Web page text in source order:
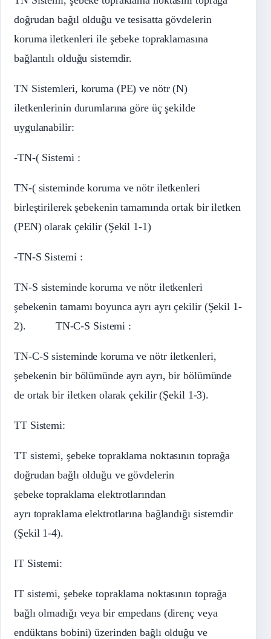
doğrudan bağıl olduğu ve tesisatta gövdelerin
koruma iletkenleri ile şebeke topraklamasına
bağlantılı olduğu sistemdir.
TN Sistemleri, koruma (PE) ve nötr (N)
iletkenlerinin durumlarına göre üç şekilde
uygulanabilir:
-TN-( Sistemi :
TN-( sisteminde koruma ve nötr iletkenleri
birleştirilerek şebekenin tamamında ortak bir iletken
(PEN) olarak çekilir (Şekil 1-1)
-TN-S Sistemi :
TN-S sisteminde koruma ve nötr iletkenleri
şebekenin tamamı boyunca ayrı ayrı çekilir (Şekil 1-
2). TN-C-S Sistemi :
TN-C-S sisteminde koruma ve nötr iletkenleri,
şebekenin bir bölümünde ayrı ayrı, bir bölümünde
de ortak bir iletken olarak çekilir (Şekil 1-3).
TT Sistemi:
TT sistemi, şebeke topraklama noktasının toprağa
doğrudan bağlı olduğu ve gövdelerin
şebeke topraklama elektrotlarından
ayrı topraklama elektrotlarına bağlandığı sistemdir
(Şekil 1-4).
IT Sistemi:
IT sistemi, şebeke topraklama noktasının toprağa
bağlı olmadığı veya bir empedans (direnç veya
endüktans bobini) üzerinden bağlı olduğu ve